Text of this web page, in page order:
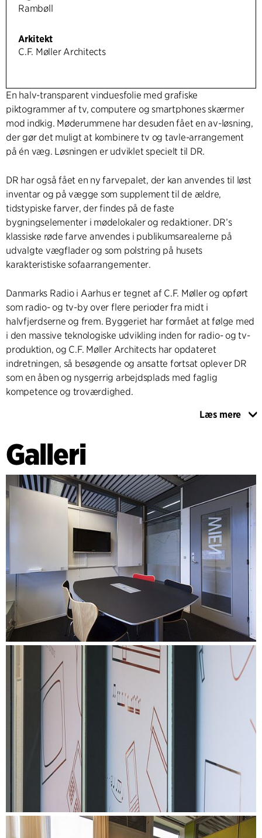
Rambøll
Arkitekt
C.F. Møller Architects
En halv-transparent vinduesfolie med grafiske
piktogrammer af tv, computere og smartphones skærmer
mod indkig. Møderummene har desuden fået en av-løsning,
der gør det muligt at kombinere tv og tavle-arrangement
på én væg. Løsningen er udviklet specielt til DR.
DR har også fået en ny farvepalet, der kan anvendes til løst
inventar og på vægge som supplement til de ældre,
tidstypiske farver, der findes på de faste
bygningselementer i mødelokaler og redaktioner. DR’s
klassiske røde farve anvendes i publikumsarealerne på
udvalgte vægflader og som polstring på husets
karakteristiske sofaarrangementer.
Danmarks Radio i Aarhus er tegnet af C.F. Møller og opført
som radio- og tv-by over flere perioder fra midt i
halvfjerdserne og frem. Byggeriet har formået at følge med
i den massive teknologiske udvikling inden for radio- og tv-
produktion, og C.F. Møller Architects har opdateret
indretningen, så besøgende og ansatte fortsat oplever DR
som en åben og nysgerrig arbejdsplads med faglig
kompetence og troværdighed.
Huset var i brug under hele processen, som derfor blev
Læs mere
Galleri